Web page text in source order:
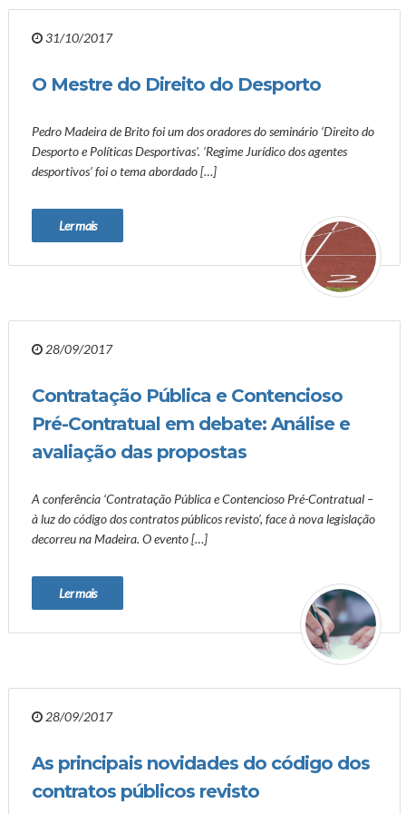
31/10/2017
O Mestre do Direito do Desporto
Pedro Madeira de Brito foi um dos oradores do seminário ‘Direito do
Desporto e Políticas Desportivas’. ‘Regime Jurídico dos agentes
desportivos’ foi o tema abordado […]
Ler mais
28/09/2017
Contratação Pública e Contencioso
Pré-Contratual em debate: Análise e
avaliação das propostas
A conferência ‘Contratação Pública e Contencioso Pré-Contratual –
à luz do código dos contratos públicos revisto’, face à nova legislação
decorreu na Madeira. O evento […]
Ler mais
28/09/2017
As principais novidades do código dos
contratos públicos revisto